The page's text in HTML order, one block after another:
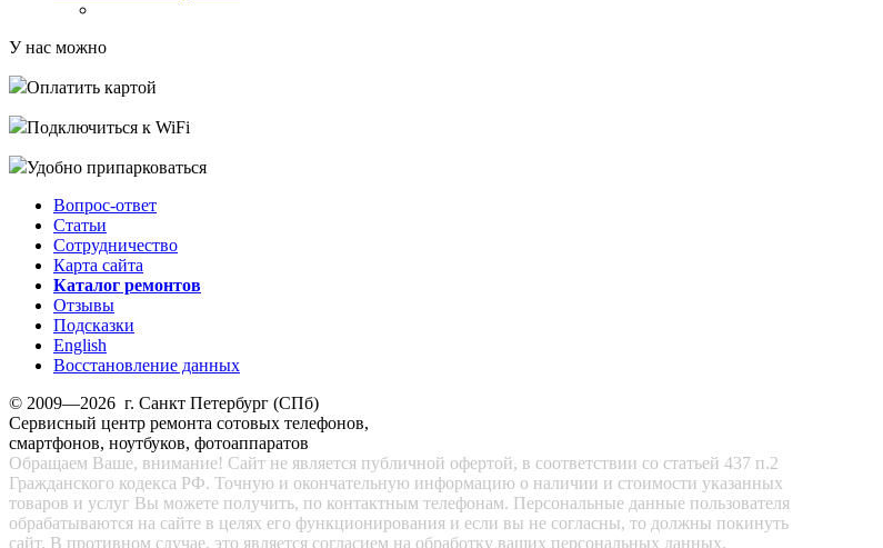
У нас можно
Оплатить картой
Подключиться к WiFi
Удобно припарковаться
Вопрос-ответ
Статьи
Сотрудничество
Карта сайта
Каталог ремонтов
Отзывы
Подсказки
English
Восстановление данных
© 2009—2026 г. Санкт Петербург (СПб)
Сервисный центр ремонта сотовых телефонов,
смартфонов, ноутбуков, фотоаппаратов
Обращаем Ваше, внимание! Сайт не является публичной офертой, в соответствии со статьей 437 п.2
Гражданского кодекса РФ. Точную и окончательную информацию о наличии и стоимости указанных
товаров и услуг Вы можете получить, по контактным телефонам. Персональные данные пользователя
обрабатываются на сайте в целях его функционирования и если вы не согласны, то должны покинуть
сайт. В противном случае, это является согласием на обработку ваших персональных данных.